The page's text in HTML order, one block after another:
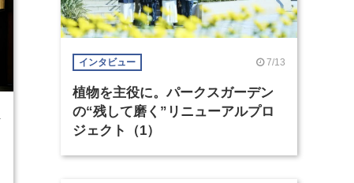
インタビュー 7/13
植物を主役に。パークスガーデン
の“残して磨く”リニューアルプロ
ジェクト（1）